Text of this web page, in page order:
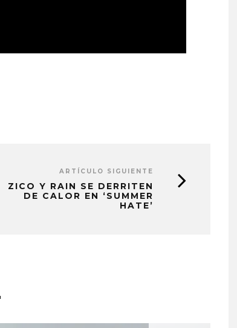
ARTÍCULO SIGUIENTE
ZICO Y RAIN SE DERRITEN
DE CALOR EN ‘SUMMER
HATE’